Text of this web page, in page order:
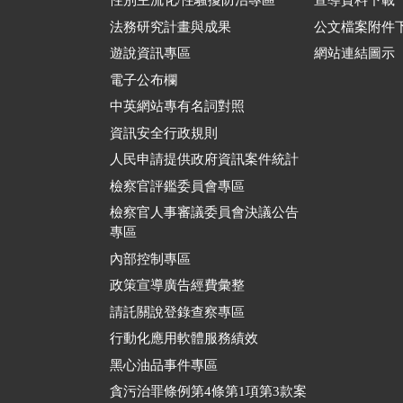
法務研究計畫與成果
遊說資訊專區
電子公布欄
中英網站專有名詞對照
資訊安全行政規則
人民申請提供政府資訊案件統計
檢察官評鑑委員會專區
檢察官人事審議委員會決議公告
專區
內部控制專區
政策宣導廣告經費彙整
請託關說登錄查察專區
行動化應用軟體服務績效
黑心油品事件專區
貪污治罪條例第4條第1項第3款案
公文檔案附件
網站連結圖示